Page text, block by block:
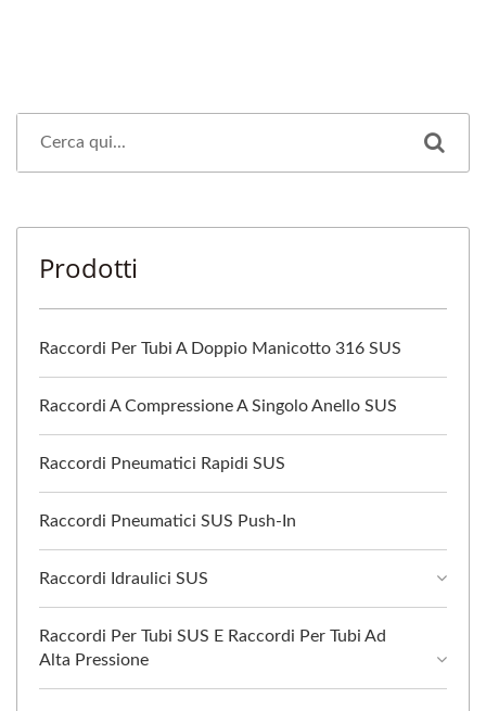
Prodotti
Raccordi Per Tubi A Doppio Manicotto 316 SUS
Raccordi A Compressione A Singolo Anello SUS
Raccordi Pneumatici Rapidi SUS
Raccordi Pneumatici SUS Push-In
Raccordi Idraulici SUS
Raccordi Per Tubi SUS E Raccordi Per Tubi Ad
Alta Pressione